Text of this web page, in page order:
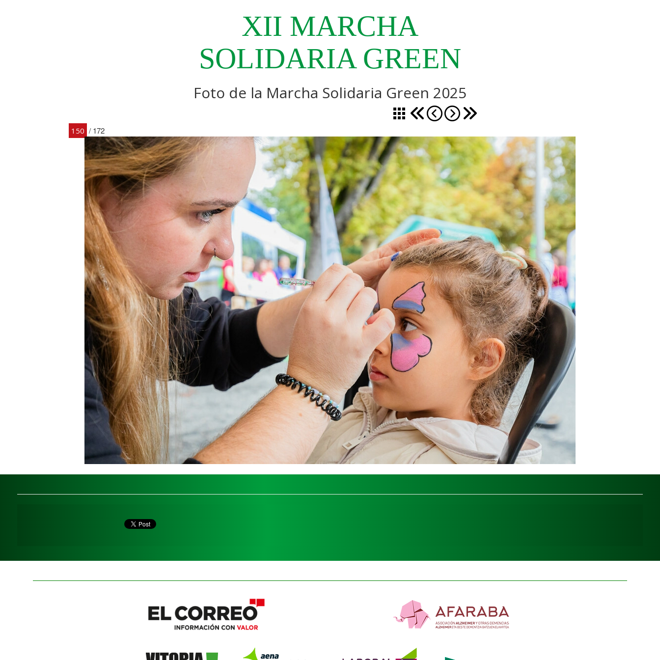
XII MARCHA
SOLIDARIA GREEN
Foto de la Marcha Solidaria Green 2025
150 / 172